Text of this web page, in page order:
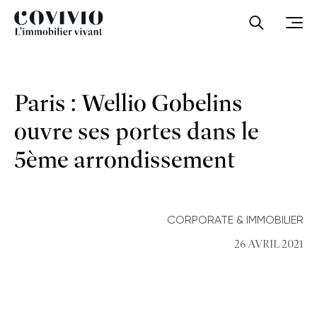
Covivio Ouvrir la
Paris : Wellio Gobelins
ouvre ses portes dans le
5ème arrondissement
CORPORATE & IMMOBILIER
26 AVRIL 2021